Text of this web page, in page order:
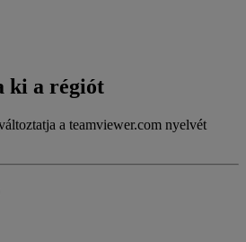
ki a régiót
a teamviewer.com nyelvét